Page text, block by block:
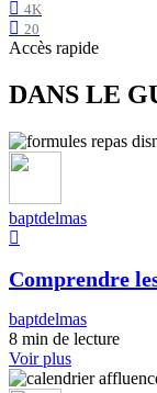
4K
20
Accès rapide
DANS LE
baptdelmas
Comprendre
baptdelmas
8 min de lecture
Voir plus